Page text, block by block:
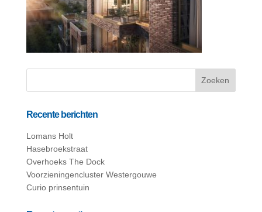
Recente berichten
Lomans Holt
Hasebroekstraat
Overhoeks The Dock
Voorzieningencluster Westergouwe
Curio prinsentuin